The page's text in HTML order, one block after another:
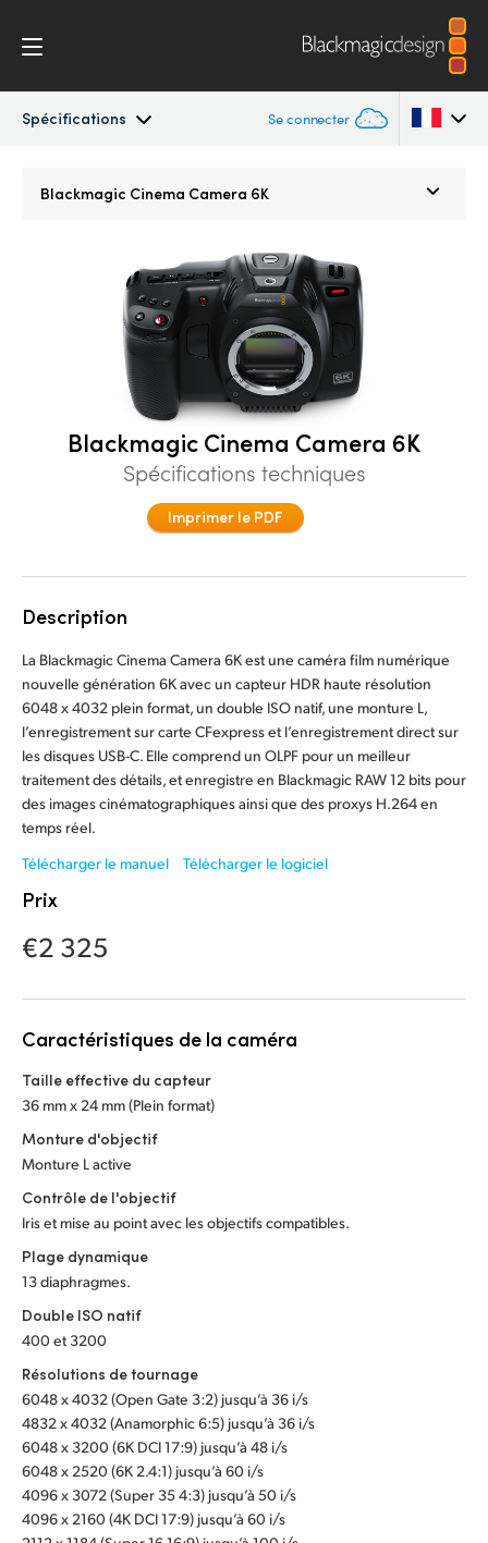
Spécifications Se connecter
Austria
Canada
India
Italy
Japan
Korea
Poland
Portugal
Singapore
South Africa
Sweden
Chinese Taipei
Turkey
UAE
Ukraine
Blackmagic Cinema Camera 6K
Blackmagic Cinema Camera 6K
Spécifications techniques
Imprimer le PDF
Description
La Blackmagic Cinema Camera 6K est une caméra film numérique
nouvelle génération 6K avec un capteur HDR haute résolution
6048 x 4032 plein format, un double ISO natif, une monture L,
l’enregistrement sur carte CFexpress et l’enregistrement direct sur
les disques USB-C. Elle comprend un OLPF pour un meilleur
traitement des détails, et enregistre en Blackmagic RAW 12 bits pour
des images cinématographiques ainsi que des proxys H.264 en
temps réel.
Télécharger le manuel
Télécharger le logiciel
Prix
€2 325
Caractéristiques de la caméra
Taille effective du capteur
36 mm x 24 mm (Plein format)
Monture d'objectif
Monture L active
Contrôle de l'objectif
Iris et mise au point avec les objectifs compatibles.
Plage dynamique
13 diaphragmes.
Double ISO natif
400 et 3200
Résolutions de tournage
6048 x 4032 (Open Gate 3:2) jusqu’à 36 i/s
4832 x 4032 (Anamorphic 6:5) jusqu’à 36 i/s
6048 x 3200 (6K DCI 17:9) jusqu’à 48 i/s
6048 x 2520 (6K 2.4:1) jusqu’à 60 i/s
4096 x 3072 (Super 35 4:3) jusqu’à 50 i/s
4096 x 2160 (4K DCI 17:9) jusqu’à 60 i/s